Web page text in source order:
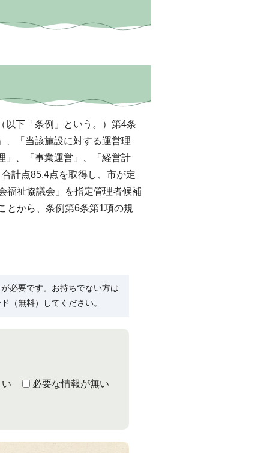
下「条例」という。）第4条
、「当該施設に対する運営理
」、「事業運営」、「経営計
計点85.4点を取得し、市が定
福祉協議会」を指定管理者候補
とから、条例第6条第1項の規
必要です。お持ちでない方は
（無料）してください。
必要な情報が無い